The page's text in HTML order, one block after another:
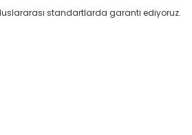
standartlarda garanti ediyoruz.